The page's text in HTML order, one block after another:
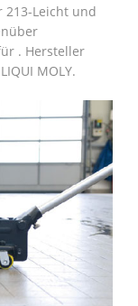
213-Leicht und
. Hersteller
MOLY.